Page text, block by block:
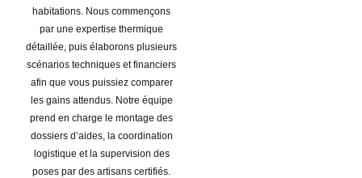
habitations. Nous commençons
par une expertise thermique
détaillée, puis élaborons plusieurs
scénarios techniques et financiers
afin que vous puissiez comparer
les gains attendus. Notre équipe
prend en charge le montage des
dossiers d’aides, la coordination
logistique et la supervision des
poses par des artisans certifiés.